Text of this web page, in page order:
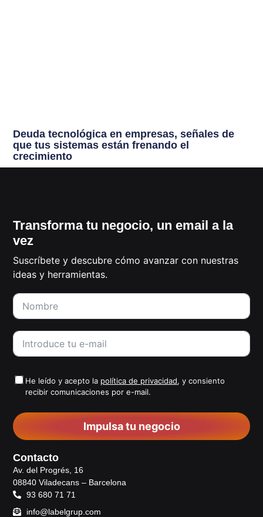
Deuda tecnológica en empresas, señales de
que tus sistemas están frenando el
crecimiento
Transforma tu negocio, un email a la
vez
Suscríbete y descubre cómo avanzar con nuestras
ideas y herramientas.
He leído y acepto la política de privacidad, y consiento
recibir comunicaciones por e-mail.
Impulsa tu negocio
Contacto
Av. del Progrés, 16
08840 Viladecans – Barcelona
93 680 71 71
info@labelgrup.com